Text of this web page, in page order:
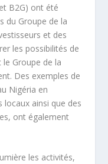
B2G) ont été
du Groupe de la
et des
les possibilités de
Groupe de la
Des exemples de
Nigéria en
locaux ainsi que des
ont également
les activités,